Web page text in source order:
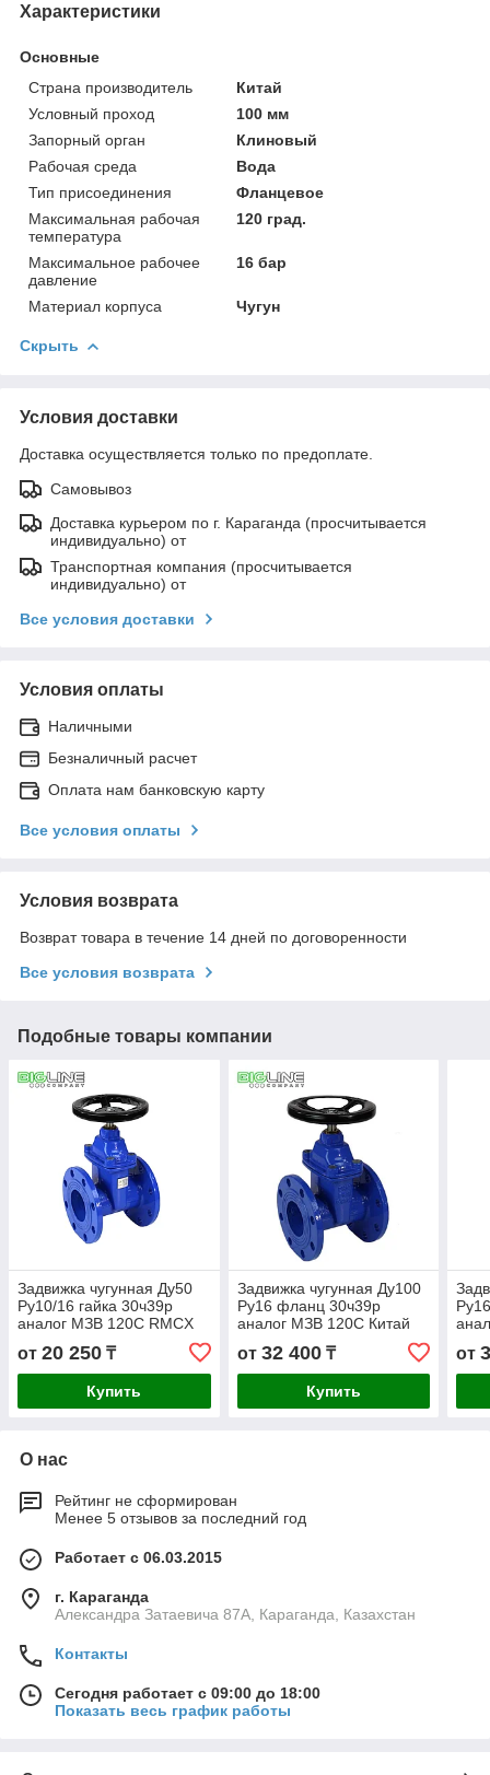
Характеристики
Основные
Страна производитель
Китай
Условный проход
100 мм
Запорный орган
Клиновый
Рабочая среда
Вода
Тип присоединения
Фланцевое
Максимальная рабочая
температура
120 град.
Максимальное рабочее
давление
16 бар
Материал корпуса Чугун
Скрыть
Условия доставки
Доставка осуществляется только по предоплате.
Самовывоз
Доставка курьером по г. Караганда (просчитывается
индивидуально) от
Транспортная компания (просчитывается
индивидуально) от
Все условия доставки
Условия оплаты
Наличными
Безналичный расчет
Оплата нам банковскую карту
Все условия оплаты
Условия возврата
Возврат товара в течение 14 дней по договоренности
Все условия возврата
Подобные товары компании
Задвижка чугунная Ду50
Ру10/16 гайка 30ч39р
аналог МЗВ 120С RMCX
от 20 250 ₸
Купить
Задвижка чугунная Ду100
Ру16 фланц 30ч39р
аналог МЗВ 120С Китай
от 32 400₸
Купить
от
О нас
Рейтинг не сформирован
Менее 5 отзывов за последний год
Работает с 06.03.2015
г. Караганда
Александра Затаевича 87А, Караганда, Казахстан
Контакты
Сегодня работает с 09:00 до 18:00
Показать весь график работы